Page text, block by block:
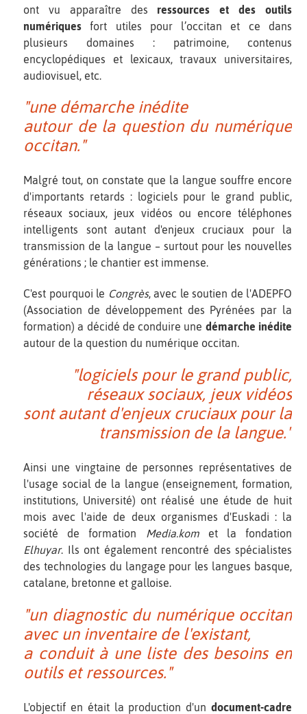
ont vu apparaître des ressources et des outils
numériques fort utiles pour l’occitan et ce dans
plusieurs domaines : patrimoine, contenus
encyclopédiques et lexicaux, travaux universitaires,
audiovisuel, etc.
"une démarche inédite
autour de la question du numérique
occitan."
Malgré tout, on constate que la langue souffre encore
d'importants retards : logiciels pour le grand public,
réseaux sociaux, jeux vidéos ou encore téléphones
intelligents sont autant d'enjeux cruciaux pour la
transmission de la langue – surtout pour les nouvelles
générations ; le chantier est immense.
C'est pourquoi le Congrès, avec le soutien de l'ADEPFO
(Association de développement des Pyrénées par la
formation) a décidé de conduire une démarche inédite
autour de la question du numérique occitan.
"logiciels pour le grand public,
réseaux sociaux, jeux vidéos
sont autant d'enjeux cruciaux pour la
transmission de la langue."
Ainsi une vingtaine de personnes représentatives de
l'usage social de la langue (enseignement, formation,
institutions, Université) ont réalisé une étude de huit
mois avec l'aide de deux organismes d'Euskadi : la
société de formation Media.komet la fondation
Elhuyar. Ils ont également rencontré des spécialistes
des technologies du langage pour les langues basque,
catalane, bretonne et galloise.
"un diagnostic du numérique occitan
avec un inventaire de l'existant,
a conduit à une liste des besoins en
outils et ressources."
L'objectif en était la production d'un document-cadre